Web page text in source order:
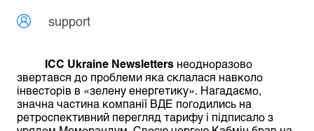
support
ICC Ukraine Newsletters неодноразово
звертався до проблеми яка склалася навколо
інвесторів в «зелену енергетику». Нагадаємо,
значна частина компанії ВДЕ погодились на
ретроспективний перегляд тарифу і підписало з